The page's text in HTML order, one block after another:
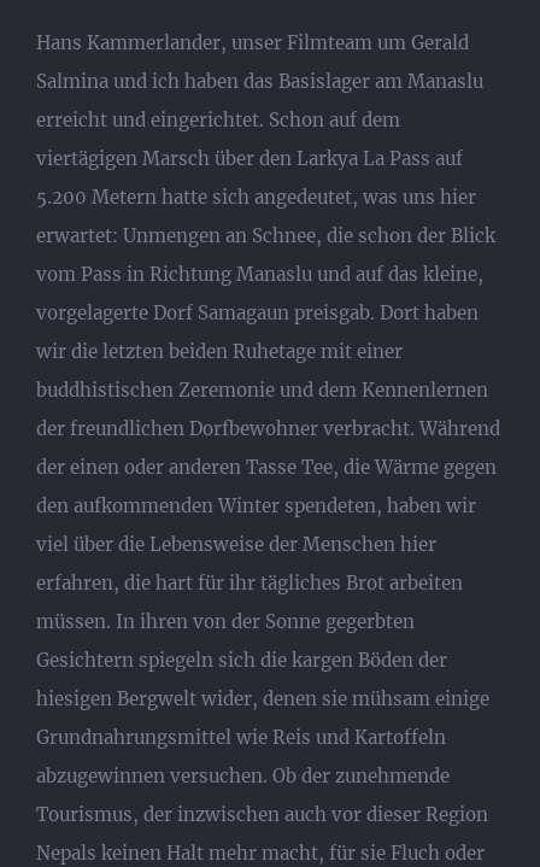
Hans Kammerlander, unser Filmteam um Gerald
Salmina und ich haben das Basislager am Manaslu
erreicht und eingerichtet. Schon auf dem
viertägigen Marsch über den Larkya La Pass auf
5.200 Metern hatte sich angedeutet, was uns hier
erwartet: Unmengen an Schnee, die schon der Blick
vom Pass in Richtung Manaslu und auf das kleine,
vorgelagerte Dorf Samagaun preisgab. Dort haben
wir die letzten beiden Ruhetage mit einer
buddhistischen Zeremonie und dem Kennenlernen
der freundlichen Dorfbewohner verbracht. Während
der einen oder anderen Tasse Tee, die Wärme gegen
den aufkommenden Winter spendeten, haben wir
viel über die Lebensweise der Menschen hier
erfahren, die hart für ihr tägliches Brot arbeiten
müssen. In ihren von der Sonne gegerbten
Gesichtern spiegeln sich die kargen Böden der
hiesigen Bergwelt wider, denen sie mühsam einige
Grundnahrungsmittel wie Reis und Kartoffeln
abzugewinnen versuchen. Ob der zunehmende
Tourismus, der inzwischen auch vor dieser Region
Nepals keinen Halt mehr macht, für sie Fluch oder